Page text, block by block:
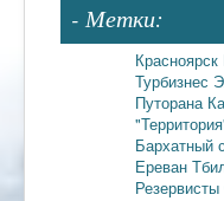
- Метки:
Красноярск
Турбизнес
Путорана
Бархатный
Ереван
Резервисты